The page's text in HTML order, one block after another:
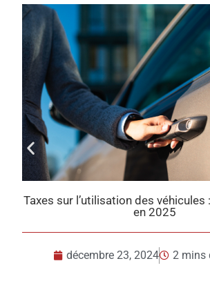
Taxes sur l’utilisation des véhicules
en 2025
décembre 23, 2024 2 mins